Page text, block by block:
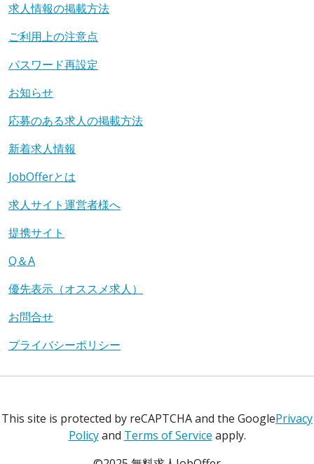
求人情報の掲載方法
ご利用上の注意点
パスワード再設定
お知らせ
応募のある求人の掲載方法
新着求人情報
JobOfferとは
求人サイト運営者様へ
提携サイト
Q＆A
優先表示（オススメ求人）
お問合せ
プライバシーポリシー
This site is protected by reCAPTCHA and the GooglePrivacy
Policyand Terms of Service apply.